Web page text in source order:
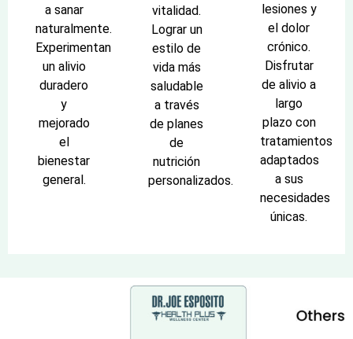
a sanar
naturalmente.
Experimentan
un alivio
duradero
y
mejorado
el
bienestar
general.
vitalidad.
Lograr un
estilo de
vida más
saludable
a través
de planes
de
nutrición
personalizados.
lesiones y
el dolor
crónico.
Disfrutar
de alivio a
largo
plazo con
tratamientos
adaptados
a sus
necesidades
únicas.